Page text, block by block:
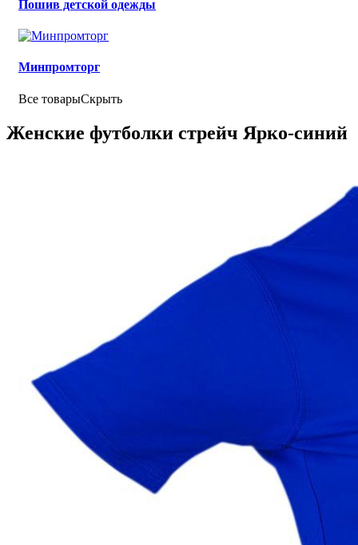
Пошив детской одежды
Минпромторг
Все товарыСкрыть
Женские футболки стрейч Ярко-синий